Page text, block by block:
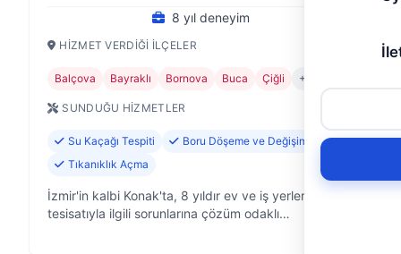
8 yıl deneyim
HIZMET VERDIĞI İLÇELER
Balçova Bayraklı Bornova Buca Çiğli +7
SUNDUĞU HIZMETLER
Su Kaçağı Tespiti
Boru Döşeme ve Değişimi
Tıkanıklık Açma
İzmir'in kalbi Konak'ta, 8 yıldır ev ve iş yerlerinin su
tesisatıyla ilgili sorunlarına çözüm odaklı